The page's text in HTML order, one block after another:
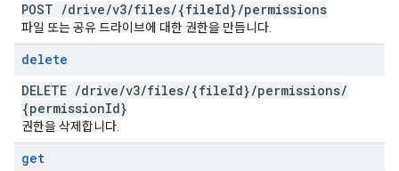
POST /drive/v3/files/{fileId}/permissions
파일 또는 공유 드라이브에 대한 권한을 만듭니다.
delete
DELETE /drive/v3/files/{fileId}/permissions/
{permissionId}
권한을 삭제합니다.
get